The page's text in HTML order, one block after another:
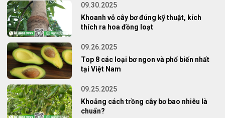
09.30.2025
Khoanh vỏ cây bơ đúng kỹ thuật, kích
thích ra hoa đồng loạt
09.26.2025
Top 8 các loại bơ ngon và phổ biến nhất
tại Việt Nam
09.25.2025
Khoảng cách trồng cây bơ bao nhiêu là
chuẩn?